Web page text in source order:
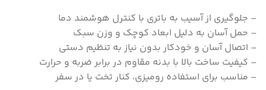
– جلوگیری از آسیب به باتری با کنترل هوشمند دما
– حمل آسان به دلیل ابعاد کوچک و وزن سبک
– اتصال آسان و خودکار بدون نیاز به تنظیم دستی
– کیفیت ساخت بالا با بدنه مقاوم در برابر ضربه و حرارت
– مناسب برای استفاده رومیزی، کنار تخت یا در سفر